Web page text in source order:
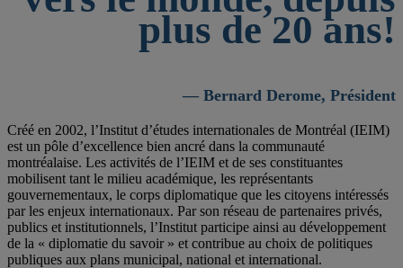
plus de 20 ans!
— Bernard Derome, Président
Créé en 2002, l’Institut d’études internationales de Montréal (IEIM)
est un pôle d’excellence bien ancré dans la communauté
montréalaise. Les activités de l’IEIM et de ses constituantes
mobilisent tant le milieu académique, les représentants
gouvernementaux, le corps diplomatique que les citoyens intéressés
par les enjeux internationaux. Par son réseau de partenaires privés,
publics et institutionnels, l’Institut participe ainsi au développement
de la « diplomatie du savoir » et contribue au choix de politiques
publiques aux plans municipal, national et international.